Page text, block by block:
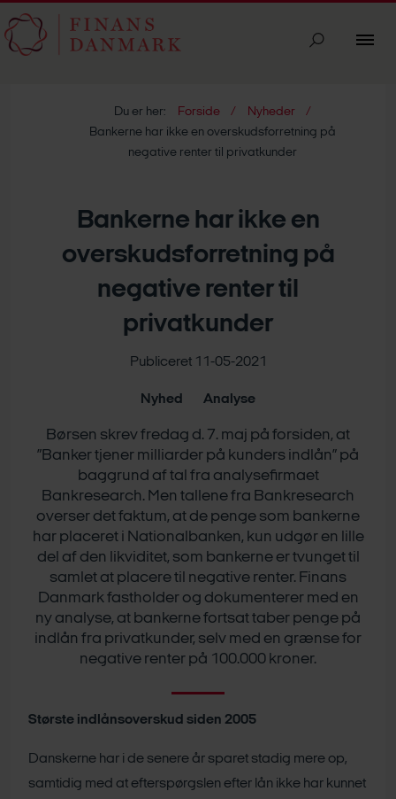
Du er her: Forside
Nyheder
Bankerne har ikke en overskudsforretning på
negative renter til privatkunder
Bankerne har ikke en
overskudsforretning på
negative renter til
privatkunder
Publiceret 11-05-2021
Nyhed Analyse
Børsen skrev fredag d. 7. maj på forsiden, at
”Banker tjener milliarder på kunders indlån” på
baggrund af tal fra analysefirmaet
Bankresearch. Men tallene fra Bankresearch
overser det faktum, at de penge som bankerne
har placeret i Nationalbanken, kun udgør en lille
del af den likviditet, som bankerne er tvunget til
samlet at placere til negative renter. Finans
Danmark fastholder og dokumenterer med en
ny analyse, at bankerne fortsat taber penge på
indlån fra privatkunder, selv med en grænse for
negative renter på 100.000 kroner.
Største indlånsoverskud siden 2005
Danskerne har i de senere år sparet stadig mere op,
samtidig med at efterspørgslen efter lån ikke har kunnet